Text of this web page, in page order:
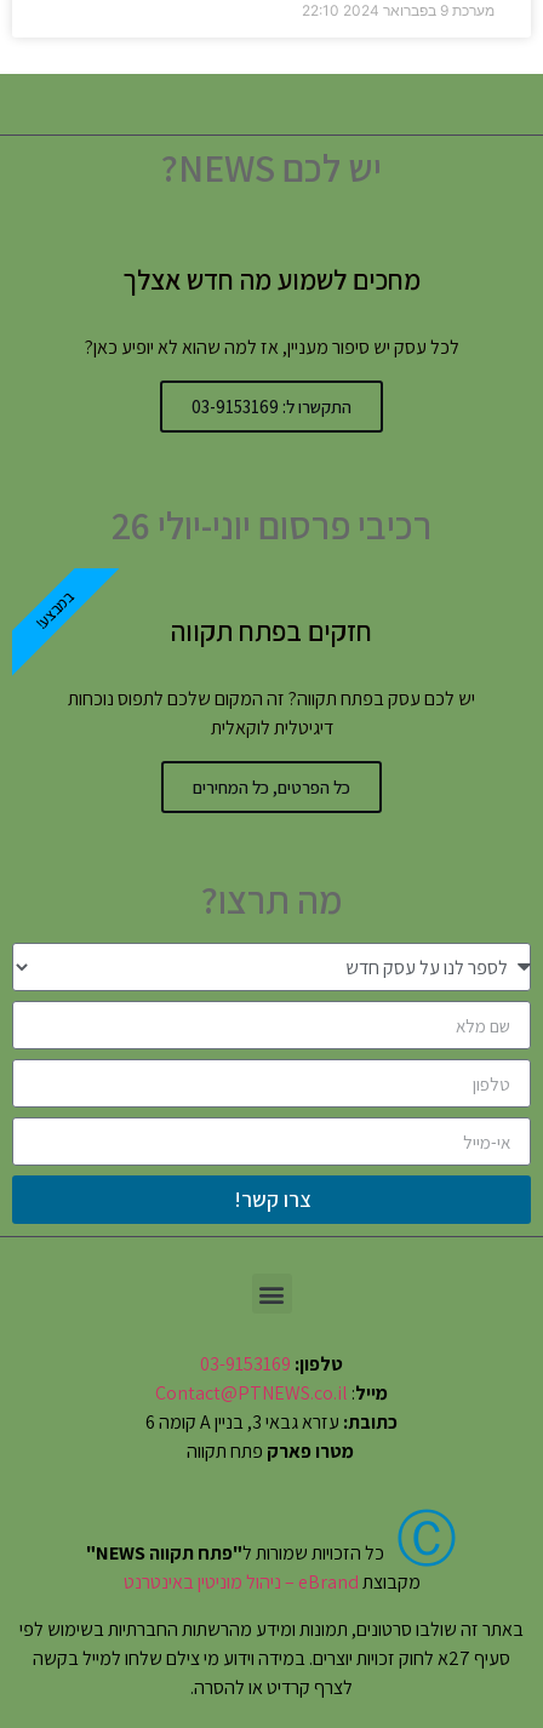
מערכת 9 בפברואר 2024 22:10
יש לכם NEWS?
מחכים לשמוע מה חדש אצלך
לכל עסק יש סיפור מעניין, אז למה שהוא לא יופיע כאן?
התקשרו ל: 03-9153169
רכיבי פרסום יוני-יולי 26
חזקים בפתח תקווה
יש לכם עסק בפתח תקווה? זה המקום שלכם לתפוס נוכחות
דיגיטלית לוקאלית
כל הפרטים, כל המחירים
במבצע!
מה תרצו?
צרו קשר!
טלפון: 03-9153169
מייל:
Contact@PTNEWS.co.il
כתובת: עזרא גבאי 3, בניין A קומה 6
מטרו פארק פתח תקווה
Ⓒ כל הזכויות שמורות ל"פתח תקווה NEWS"
מקבוצתeBrand – ניהול מוניטין באינטרנט
באתר זה שולבו סרטונים, תמונות ומידע מהרשתות החברתיות בשימוש לפי
סעיף 27א לחוק זכויות יוצרים. במידה וידוע מי צילם שלחו למייל בקשה
לצרף קרדיט או להסרה.